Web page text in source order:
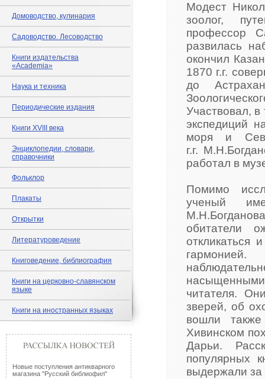
Домоводство, кулинария
Садоводство. Лесоводство
Книги издательства
«Academia»
Наука и техника
Периодические издания
Книги XVIII века
Энциклопедии, словари,
справочники
Фольклор
Плакаты
Открытки
Литературоведение
Книговедение, библиография
Книги на церковно-славянском
языке
Книги на иностранных языках
Новые поступления антикварного
магазина "Русский библиофил"
Модест
зоолог,
профессор
развилась
окончил
1870 г.г.
до
Участвовал, в
экспедиций
моря и
г.г.
работал в
Помимо
ученый
обитатели
откликаться
читателя.
зверей, об
вошли
Хивинском
Дарьи.
популярных
выдержали за